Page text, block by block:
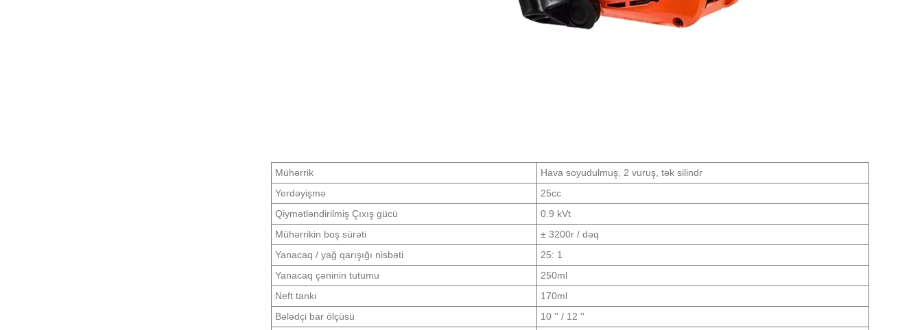
Mühərrik
Hava soyudulmuş, 2 vuruş, tək silindr
Yerdəyişmə
25cc
Qiymətləndirilmiş Çıxış gücü
0.9 kVt
Mühərrikin boş sürəti
± 3200r / dəq
Yanacaq / yağ qarışığı nisbəti
25: 1
Yanacaq çəninin tutumu
250ml
Neft tankı
170ml
Bələdçi bar ölçüsü
10 '' / 12 ''